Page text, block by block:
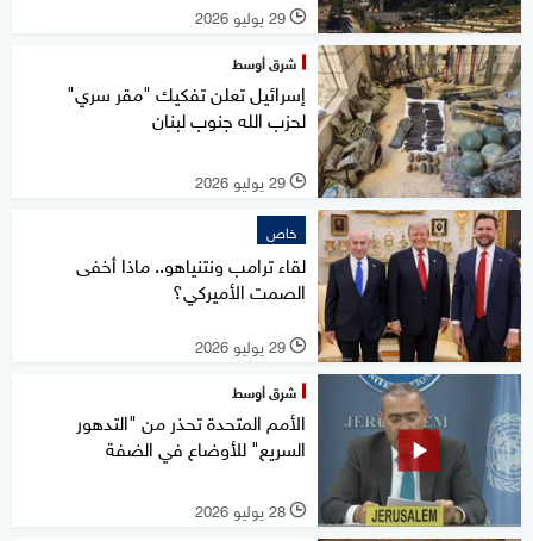
l 29 يوليو 2026
شرق أوسط
إسرائيل تعلن تفكيك "مقر سري"
لحزب الله جنوب لبنان
l 29 يوليو 2026
خاص
لقاء ترامب ونتنياهو.. ماذا أخفى
الصمت الأميركي؟
l 29 يوليو 2026
شرق أوسط
الأمم المتحدة تحذر من "التدهور
السريع" للأوضاع في الضفة
l 28 يوليو 2026